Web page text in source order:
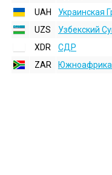
UAH
Украинская
UZS
Узбекский
XDR
СДР
ZAR